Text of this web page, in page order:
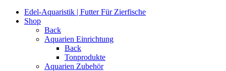
Edel-Aquaristik | Futter Für Zierfische
Shop
Back
Aquarien Einrichtung
Back
Tonprodukte
Aquarien Zubehör